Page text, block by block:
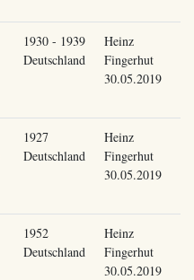
1930 - 1939
Deutschland
Heinz
Fingerhut
30.05.2019
1927
Deutschland
Heinz
Fingerhut
30.05.2019
1952
Deutschland
Heinz
Fingerhut
30.05.2019